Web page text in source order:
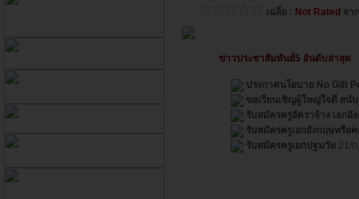
เฉลี่ย : Not Rated จาก
ข่าวประชาสัมพันธ์5 อันดับล่าสุด
ประกาศนโยบาย No Gift
ขอเรียนเชิญผู้ใหญ่ใจดี สนั
รับสมัครครูอัตราจ้าง เอก
รับสมัครครูเอกอังกฤษหรือ
รับสมัครครูเอกปฐมวัย 21/